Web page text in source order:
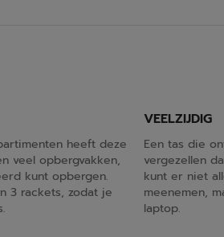
heeft deze
veel opbergvakken,
kunt opbergen.
3 rackets, zodat je
VEELZIJDIG
Een tas die
vergezellen
kunt er niet
meenemen,
laptop.